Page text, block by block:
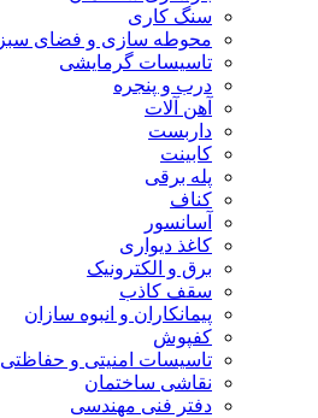
سنگ کاری
محوطه سازی و فضای سبز
تاسیسات گرمایشی
درب و پنجره
آهن آلات
داربست
کابینت
پله برقی
کناف
آسانسور
کاغذ دیواری
برق و الکترونیک
سقف کاذب
پیمانکاران و انبوه سازان
کفپوش
تاسیسات امنیتی و حفاظتی
نقاشی ساختمان
دفتر فنی مهندسی